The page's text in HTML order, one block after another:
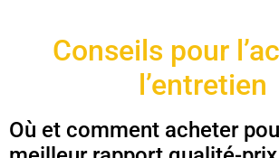
Conseils pour
l’entretien
Où et comment acheter